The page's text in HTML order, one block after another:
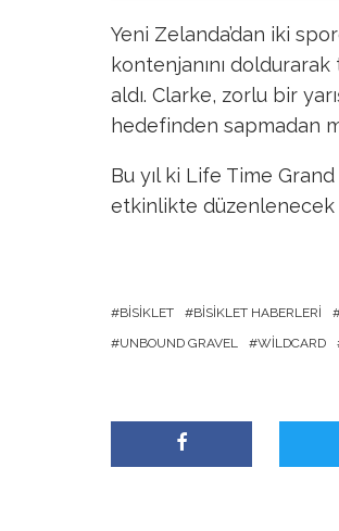
Yeni Zelanda’dan iki
kontenjanını doldurarak
aldı. Clarke, zorlu bir
hedefinden sapmadan
Bu yıl ki Life Time
etkinlikte düzenlenecek
BISIKLET BISIKLET HABERLERI
UNBOUND GRAVEL
WILDCARD